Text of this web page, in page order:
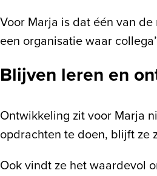
Voor Marja is dat één van
een organisatie waar
Blijven leren en
Ontwikkeling zit voor Marja
opdrachten te doen, blijft ze
Ook vindt ze het waardevol